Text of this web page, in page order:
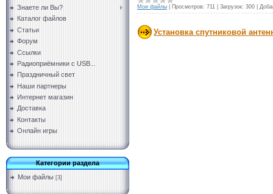
Знаете ли Вы?
Каталог файлов
Статьи
Форум
Ссылки
Радиоприёмники с USB...
Праздничный свет
Наши партнеры
Интернет магазин
Доставка
Контакты
Онлайн игры
Категории раздела
Мои файлы [3]
Мои файлы Просмотров: 711 Загрузок: 300
Установка спутниковой